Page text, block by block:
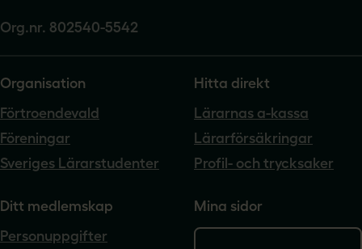
Org.nr. 802540-5542
Organisation
Förtroendevald
Föreningar
Sveriges Lärarstudenter
Hitta direkt
Lärarnas a-kassa
Lärarförsäkringar
Profil- och trycksaker
Ditt medlemskap
Personuppgifter
Mina sidor